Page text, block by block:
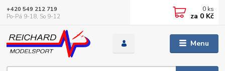
Menu
+420 549 212 719
Po-Pá 9-18, So 9-12
0 ks
za 0 Kč